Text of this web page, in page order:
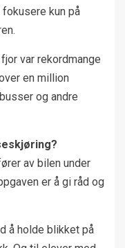
kun på
var rekordmange
en million
og andre
av bilen under
er å gi råd og
å holde blikket på